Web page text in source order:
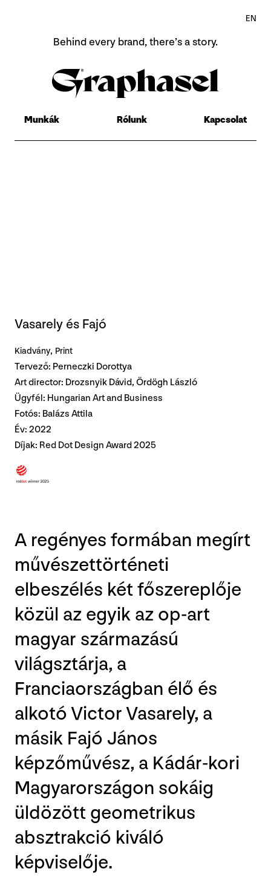
EN
Behind every brand,there’s a story.
Munkák Rólunk Kapcsolat
Home
Vasarely és Fajó
Kiadvány Print
Tervező: Perneczki Dorottya
Art director: Drozsnyik Dávid, Ördögh László
Ügyfél: Hungarian Art and Business
Fotós: Balázs Attila
Év: 2022
Díjak: Red Dot Design Award 2025
A regényes formában megírt
művészettörténeti
elbeszélés két főszereplője
közül az egyik az op-art
magyar származású
világsztárja, a
Franciaországban élő és
alkotó Victor Vasarely, a
másik Fajó János
képzőművész, a Kádár-kori
Magyarországon sokáig
üldözött geometrikus
absztrakció kiváló
képviselője.